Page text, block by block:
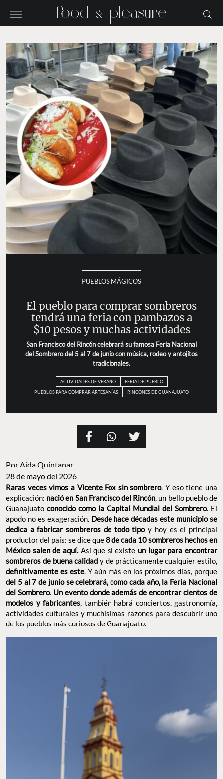
PUEBLOS MÁGICOS
El pueblo para comprar sombreros
tendrá una feria con pambazos a
$10 pesos y muchas actividades
San Francisco del Rincón celebrará su famosa Feria
Nacional del Sombrero del 5 al 7 de junio con música,
rodeo y antojitos tradicionales.
ACTIVIDADES DE VERANO
FERIA DE PUEBLO
PUEBLOS PARA COMPRAR ARTESANÍAS
RINCONES DE GUANAJUATO
PorAída Quintanar
28 de mayo del 2026
Raras veces vimos a Vicente Fox sin sombrero. Y eso tiene una
explicación: nació en San Francisco del Rincón, un bello pueblo
de Guanajuato conocido como la Capital Mundial del
Sombrero. El apodo no es exageración.Desde hace décadas
este municipio se dedica a fabricar sombreros de todo tipoy
hoy es el principal productor del país: se dice que8 de cada 10
sombreros hechos en México salen de aquí.Así que si existeun
lugar para encontrar sombreros de buena calidady de
prácticamente cualquier estilo,definitivamente es este. Y aún
más en los próximos días, porque del 5 al 7 de junio se celebrará,
como cada año, la Feria Nacional del Sombrero.Un evento
donde además de encontrar cientos de modelos y fabricantes